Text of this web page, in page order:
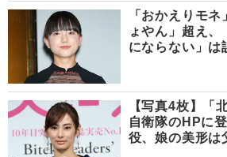
「おかえりモ
ょやん」超え
にならない」は
【写真4枚】「
自衛隊のHPに
役、娘の美形は